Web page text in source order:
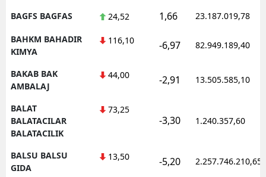
BAGFS BAGFAS 24,52 1,66 23.187.019,78
BAHKM BAHADIR
KIMYA
116,10 -6,97 82.949.189,40
BAKAB BAK
AMBALAJ
44,00 -2,91 13.505.585,10
BALAT
BALATACILAR
BALATACILIK
73,25
-3,30 1.240.357,60
BALSU BALSU
GIDA
13,50 -5,20 2.257.746.210,65